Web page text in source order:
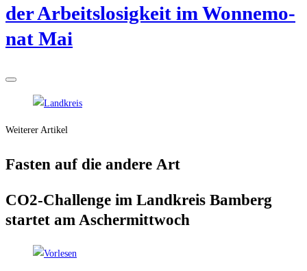
der Arbeits­lo­sig­keit im Won­ne­mo­
nat Mai
Weiterer Artikel
Fas­ten auf die ande­re Art
CO2-Chall­enge im Land­kreis Bam­berg
star­tet am Aschermittwoch